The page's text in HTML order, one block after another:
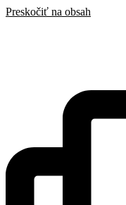
Preskočiť na obsah